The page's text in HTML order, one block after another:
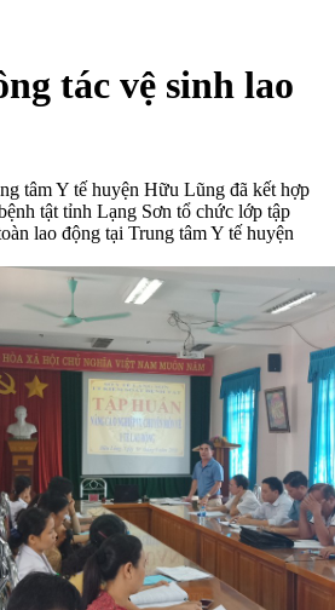
tác vệ sinh lao
tâm Y tế huyện Hữu Lũng đã kết hợp
tật tỉnh Lạng Sơn tổ chức lớp tập
lao động tại Trung tâm Y tế huyện